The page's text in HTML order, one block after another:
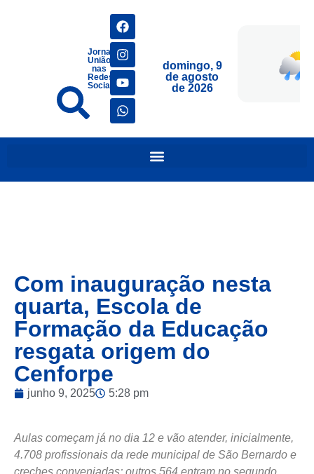
Jornais
União
nas
Redes
Sociais
domingo, 9
de agosto
de 2026
Com inauguração nesta
quarta, Escola de
Formação da Educação
resgata origem do
Cenforpe
junho 9, 2025 5:28 pm
Aulas começam já no dia 12 e vão atender, inicialmente,
4.708 profissionais da rede municipal de São Bernardo e
creches conveniadas; outros 564 entram no segundo